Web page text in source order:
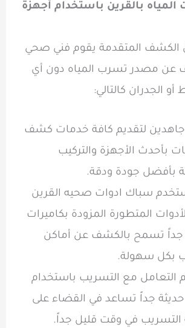
بالقرين باستخدام أجهزة
الكشف المتقدمة يقوم فني صحي
عن مصدر تسرب المياه دون أي
أو الجدران كالتالي:
لتقديم كافة خدمات كشف
بأحدث الأجهزة والتركيب
بأفضل جودة ودقة.
سباك ادوات صحيه القرين
المتطورة المزودة بكاميرات
تسمح بالكشف عن أماكن
بكل سهولة.
التعامل مع التسريب باستخدام
حديثة جداً تساعد في القضاء على
في وقت قليل جداً.